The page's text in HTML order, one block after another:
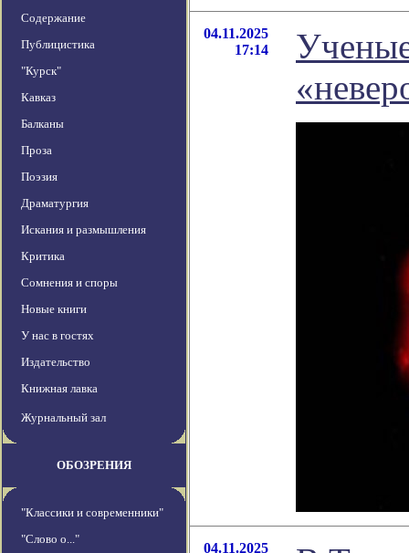
Содержание
Публицистика
"Курск"
Кавказ
Балканы
Проза
Поэзия
Драматургия
Искания и размышления
Критика
Сомнения и споры
Новые книги
У нас в гостях
Издательство
Книжная лавка
Журнальный зал
ОБОЗРЕНИЯ
"Классики и современники"
"Слово о..."
04.11.2025
17:14
04.11.2025